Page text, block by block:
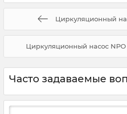
Циркуляционный
Циркуляционный насос NPO
Часто задаваемые